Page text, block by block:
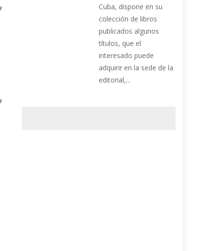
Cuba, dispone en su
colección de libros
publicados algunos
títulos, que el
interesado puede
adquirir en la sede de la
editorial,...